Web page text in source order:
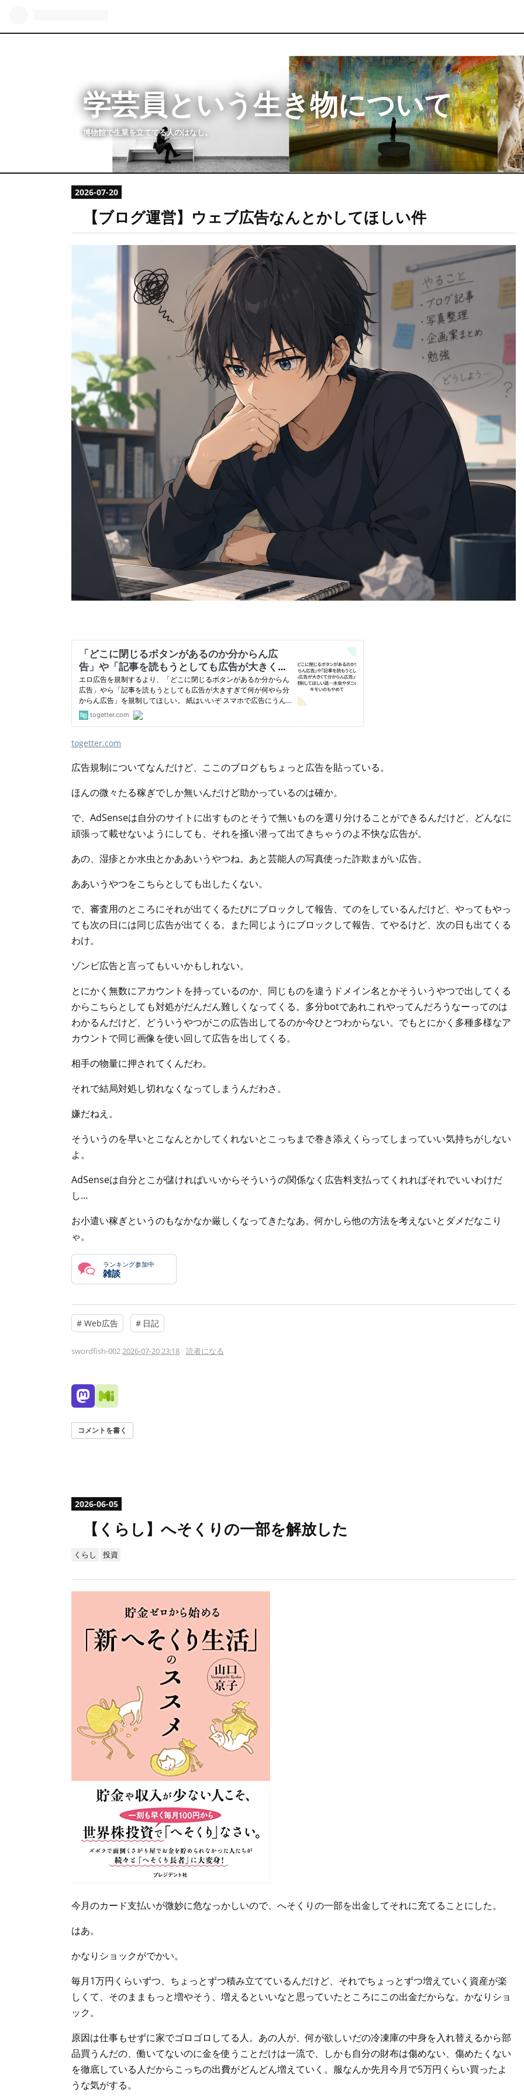
学芸員という生き物について
博物館で生業を立ててる人のはなし。
2026-07-20
【ブログ運営】ウェブ広告なんとかしてほしい件
togetter.com
広告規制についてなんだけど、ここのブログもちょっと広告を貼っている。
ほんの微々たる稼ぎでしか無いんだけど助かっているのは確か。
で、AdSenseは自分のサイトに出すものとそうで無いものを選り分けることができるんだけど、どんなに
頑張って載せないようにしても、それを掻い潜って出てきちゃうのよ不快な広告が。
あの、湿疹とか水虫とかああいうやつね。あと芸能人の写真使った詐欺まがい広告。
ああいうやつをこちらとしても出したくない。
で、審査用のところにそれが出てくるたびにブロックして報告、てのをしているんだけど、やってもやっ
ても次の日には同じ広告が出てくる。また同じようにブロックして報告、てやるけど、次の日も出てくる
わけ。
ゾンビ広告と言ってもいいかもしれない。
とにかく無数にアカウントを持っているのか、同じものを違うドメイン名とかそういうやつで出してくる
からこちらとしても対処がだんだん難しくなってくる。多分botであれこれやってんだろうなーってのは
わかるんだけど、どういうやつがこの広告出してるのか今ひとつわからない。でもとにかく多種多様なア
カウントで同じ画像を使い回して広告を出してくる。
相手の物量に押されてくんだわ。
それで結局対処し切れなくなってしまうんだわさ。
嫌だねえ。
そういうのを早いとこなんとかしてくれないとこっちまで巻き添えくらってしまっていい気持ちがしない
よ。
AdSenseは自分とこが儲ければいいからそういうの関係なく広告料支払ってくれればそれでいいわけだ
し…
お小遣い稼ぎというのもなかなか厳しくなってきたなあ。何かしら他の方法を考えないとダメだなこり
ゃ。
ランキング参加中
雑談
# Web広告 # 日記
swordfish-0022026-07-20 23:18 読者になる
コメントを書く
2026-06-05
【くらし】へそくりの一部を解放した
くらし 投資
今月のカード支払いが微妙に危なっかしいので、へそくりの一部を出金してそれに充てることにした。
はあ。
かなりショックがでかい。
毎月1万円くらいずつ、ちょっとずつ積み立てているんだけど、それでちょっとずつ増えていく資産が楽
しくて、そのままもっと増やそう、増えるといいなと思っていたところにこの出金だからな。かなりショ
ック。
原因は仕事もせずに家でゴロゴロしてる人。あの人が、何が欲しいだの冷凍庫の中身を入れ替えるから部
品買うんだの、働いてないのに金を使うことだけは一流で、しかも自分の財布は傷めない、傷めたくない
を徹底している人だからこっちの出費がどんどん増えていく。服なんか先月今月で5万円くらい買ったよ
うな気がする。